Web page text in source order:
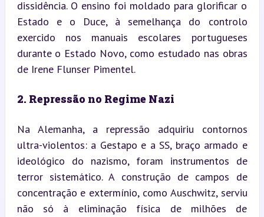
dissidência. O ensino foi moldado para glorificar o
Estado e o Duce, à semelhança do controlo
exercido nos manuais escolares portugueses
durante o Estado Novo, como estudado nas obras
de Irene Flunser Pimentel.
2. Repressão no Regime Nazi
Na Alemanha, a repressão adquiriu contornos
ultra-violentos: a Gestapo e a SS, braço armado e
ideológico do nazismo, foram instrumentos de
terror sistemático. A construção de campos de
concentração e extermínio, como Auschwitz, serviu
não só à eliminação física de milhões de